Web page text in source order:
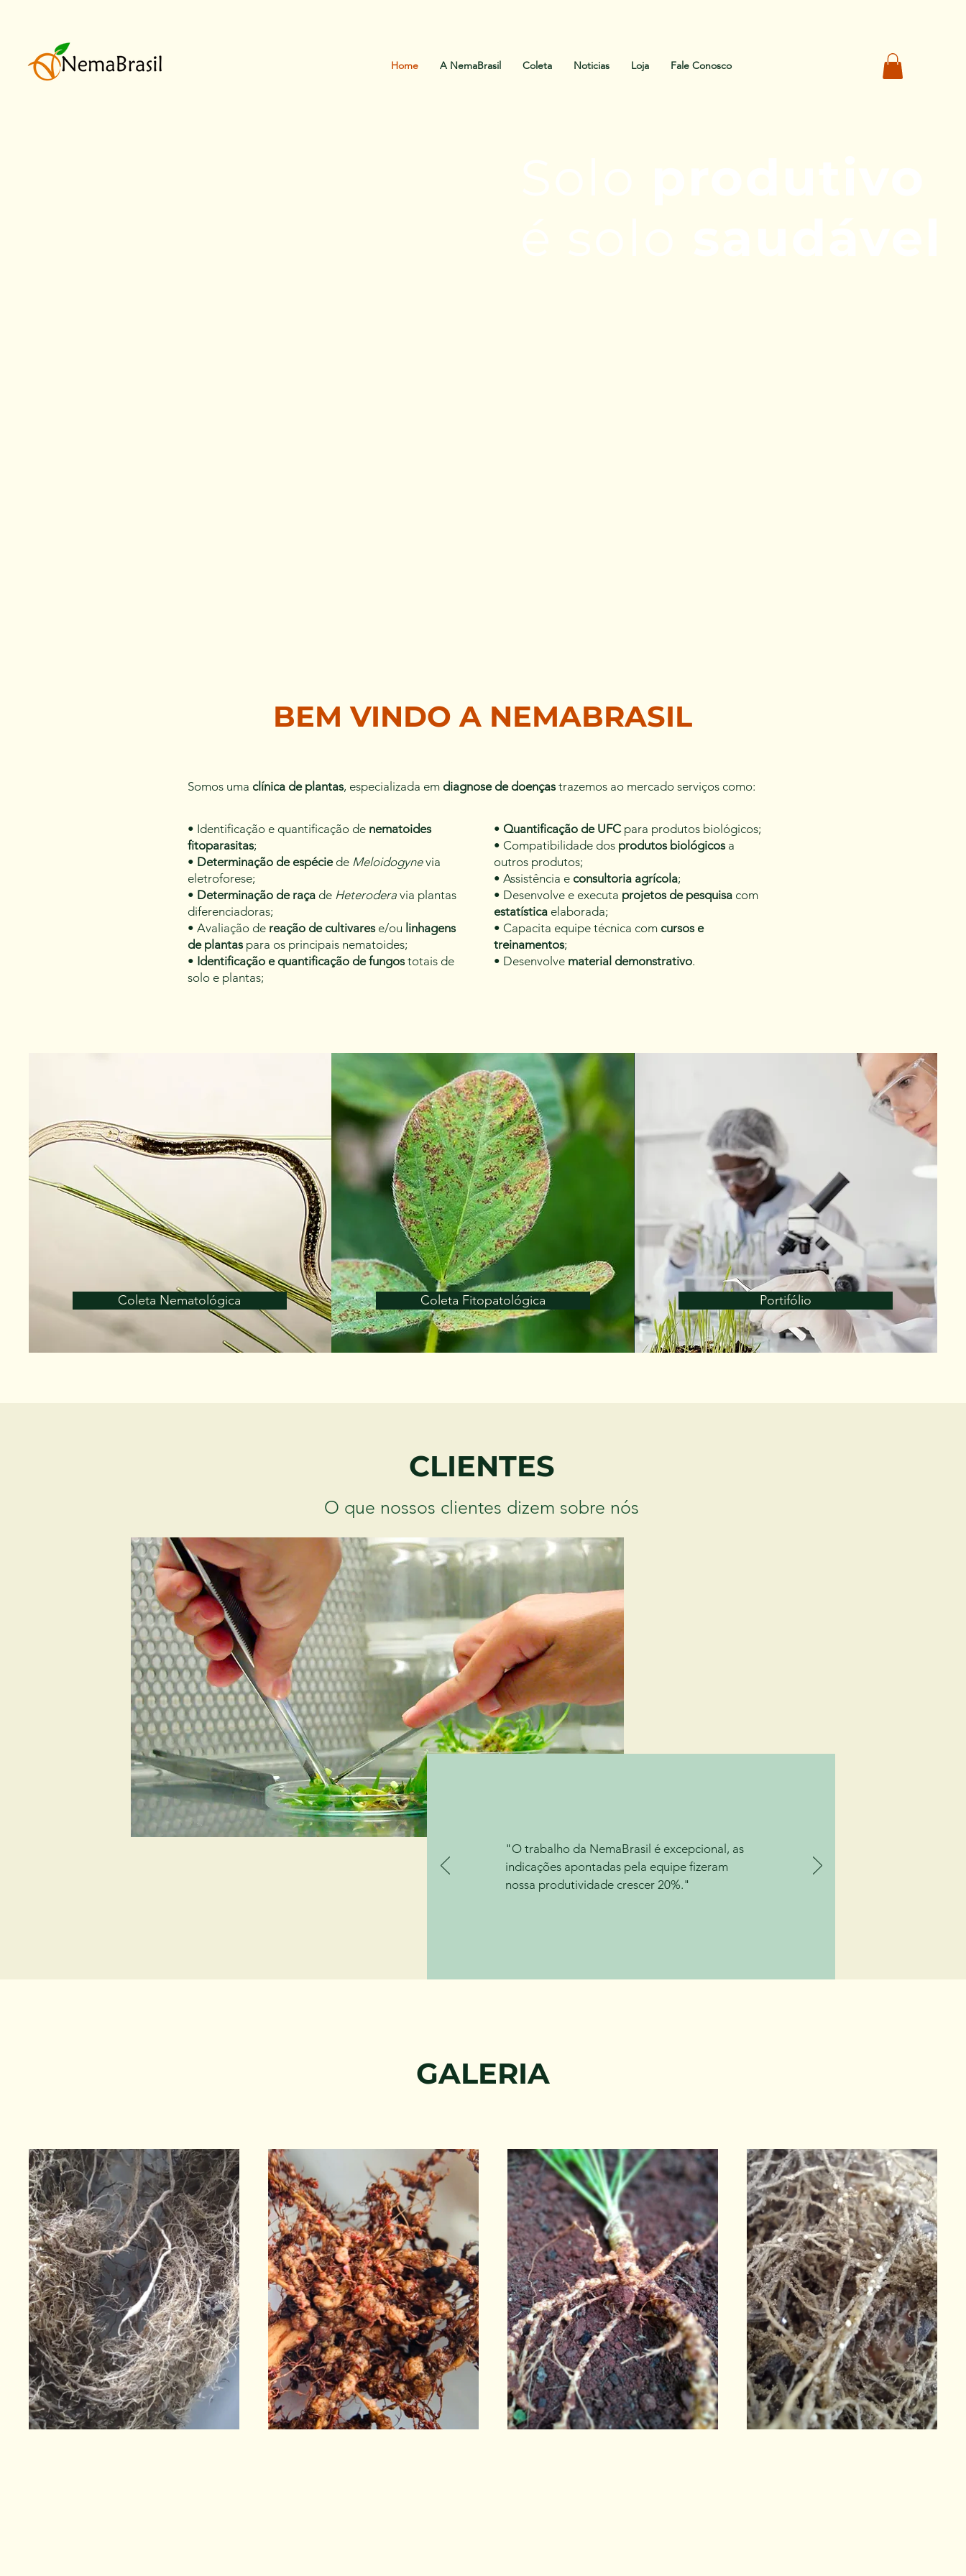
Home A NemaBrasil Coleta Noticias Loja Fale Conosco
BEM VINDO A NEMABRASIL
Somos uma clínica de plantas, especializada em diagnose de doençastrazemos ao mercado serviços como:
• Identificação e quantificação de nematoides
fitoparasitas;
• Determinação de espéciede Meloidogynevia
eletroforese;
• Determinação de raça de Heterodera via plantas
diferenciadoras;
• Avaliação de reação de cultivarese/ou linhagens
de plantaspara os principais nematoides;
• Identificação e quantificação de fungostotais de
solo e plantas;
• Quantificação de UFCpara produtos biológicos;
• Compatibilidade dos produtos biológicosa
outros produtos;
• Assistência e consultoria agrícola;
• Desenvolve e executa projetos de pesquisa com
estatística elaborada;
• Capacita equipe técnica com cursos e
treinamentos;
• Desenvolve material demonstrativo.
Coleta Nematológica Coleta Fitopatológica Portifólio
CLIENTES
O que nossos clientes dizem sobre nós
"O trabalho da NemaBrasil é excepcional, as
indicações apontadas pela equipe fizeram
nossa produtividade crescer 20%."
GALERIA